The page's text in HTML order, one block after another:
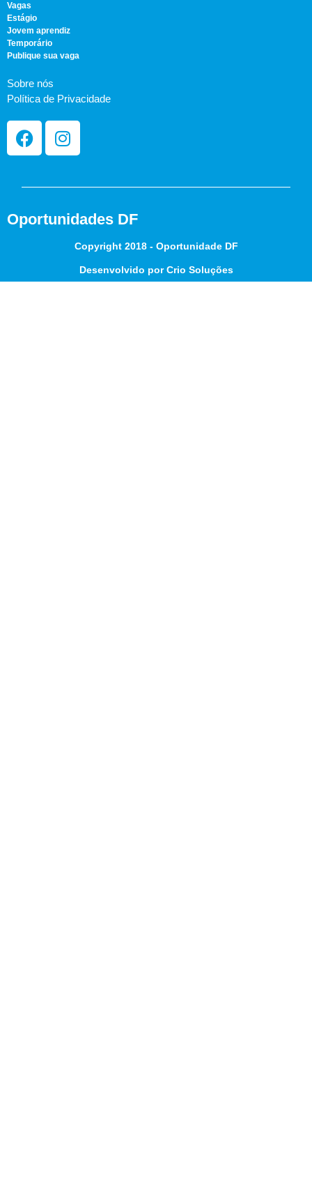
Vagas
Estágio
Jovem aprendiz
Temporário
Publique sua vaga
Sobre nós
Política de Privacidade
Oportunidades DF
Copyright 2018 - Oportunidade DF
Desenvolvido por Crio Soluções